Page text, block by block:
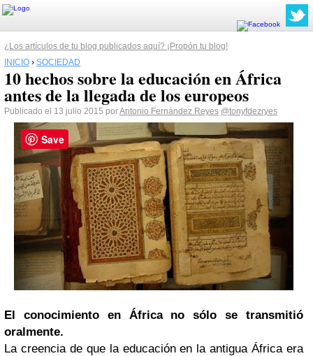
¿Los artículos de tu blog publicados aquí? ¡Propón tu blog!
INICIO › SOCIEDAD
10 hechos sobre la educación en África
antes de la llegada de los europeos
Publicado el 13 julio 2015 porAntonio Fernández Reyes @tonyfdezryes
El conocimiento en África no sólo se transmitió
oralmente.
La creencia de que la educación en la antigua África era
Save